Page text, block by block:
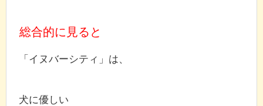
総合的に見ると
「イヌバーシティ」は、
犬に優しい